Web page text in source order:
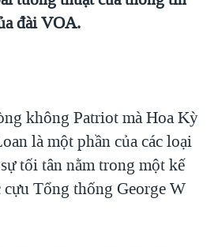
VÀ NAY
Ở VIỆT NAM
CHÍNH PHỦ VIỆT NAM
SÓNG TRỘM HẢI SÂM
VỌNG TỪ NÔNG THÔN MỸ
đài VOA.
không Patriot mà Hoa Kỳ
là một phần của các loại
tối tân nằm trong một kế
Tổng thống George W